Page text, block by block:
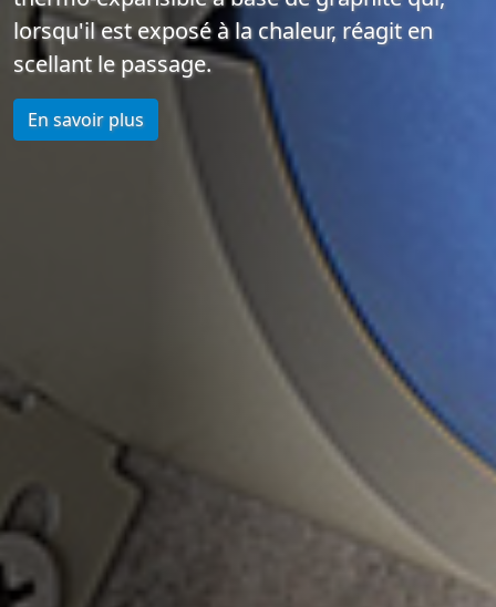
lorsqu'il est exposé à la chaleur, réagit en
scellant le passage.
En savoir plus